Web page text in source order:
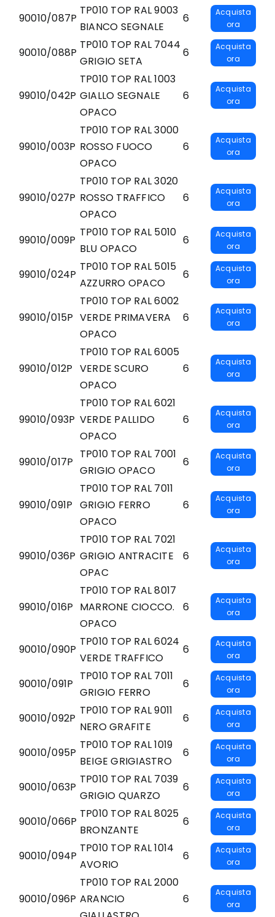
90010/087P
TP010 TOP RAL 9003
BIANCO SEGNALE
6
Acquista
ora
90010/088P
TP010 TOP RAL 7044
GRIGIO SETA
6
Acquista
ora
99010/042P
TP010 TOP RAL 1003
GIALLO SEGNALE
OPACO
6
Acquista
ora
99010/003P
TP010 TOP RAL 3000
ROSSO FUOCO
OPACO
6
Acquista
ora
99010/027P
TP010 TOP RAL 3020
ROSSO TRAFFICO
OPACO
6
Acquista
ora
99010/009P
TP010 TOP RAL 5010
BLU OPACO
6
Acquista
ora
99010/024P
TP010 TOP RAL 5015
AZZURRO OPACO
6
Acquista
ora
99010/015P
TP010 TOP RAL 6002
VERDE PRIMAVERA
OPACO
6
Acquista
ora
99010/012P
TP010 TOP RAL 6005
VERDE SCURO
OPACO
6
Acquista
ora
99010/093P
TP010 TOP RAL 6021
VERDE PALLIDO
OPACO
6
Acquista
ora
99010/017P
TP010 TOP RAL 7001
GRIGIO OPACO
6
Acquista
ora
99010/091P
TP010 TOP RAL 7011
GRIGIO FERRO
OPACO
6
Acquista
ora
99010/036P
TP010 TOP RAL 7021
GRIGIO ANTRACITE
OPAC
6
Acquista
ora
99010/016P
TP010 TOP RAL 8017
MARRONE CIOCCO.
OPACO
6
Acquista
ora
90010/090P
TP010 TOP RAL 6024
VERDE TRAFFICO
6
Acquista
ora
90010/091P
TP010 TOP RAL 7011
GRIGIO FERRO
6
Acquista
ora
90010/092P
TP010 TOP RAL 9011
NERO GRAFITE
6
Acquista
ora
90010/095P
TP010 TOP RAL 1019
BEIGE GRIGIASTRO
6
Acquista
ora
90010/063P
TP010 TOP RAL 7039
GRIGIO QUARZO
6
Acquista
ora
90010/066P
TP010 TOP RAL 8025
BRONZANTE
6
Acquista
ora
90010/094P
TP010 TOP RAL 1014
AVORIO
6
Acquista
ora
90010/096P
TP010 TOP RAL 2000
ARANCIO
6
Acquista
ora